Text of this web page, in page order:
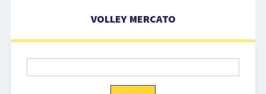
COMPETIZIONI
EVENTI
VOLLEY MERCATO